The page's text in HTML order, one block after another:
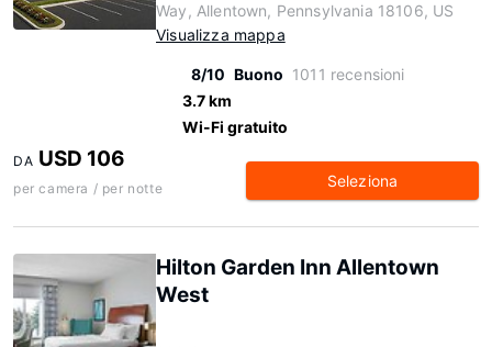
Way, Allentown, Pennsylvania 18106, US
Visualizza mappa
8/10 Buono 1011 recensioni
3.7 km
Wi-Fi gratuito
DA USD 106
per camera / per notte Seleziona
Hilton Garden Inn Allentown
West